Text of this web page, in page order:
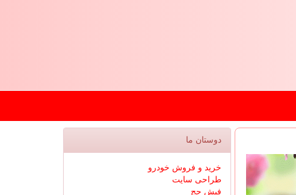
دوستان ما
خرید و فروش خودرو
طراحی سایت
فیش حج